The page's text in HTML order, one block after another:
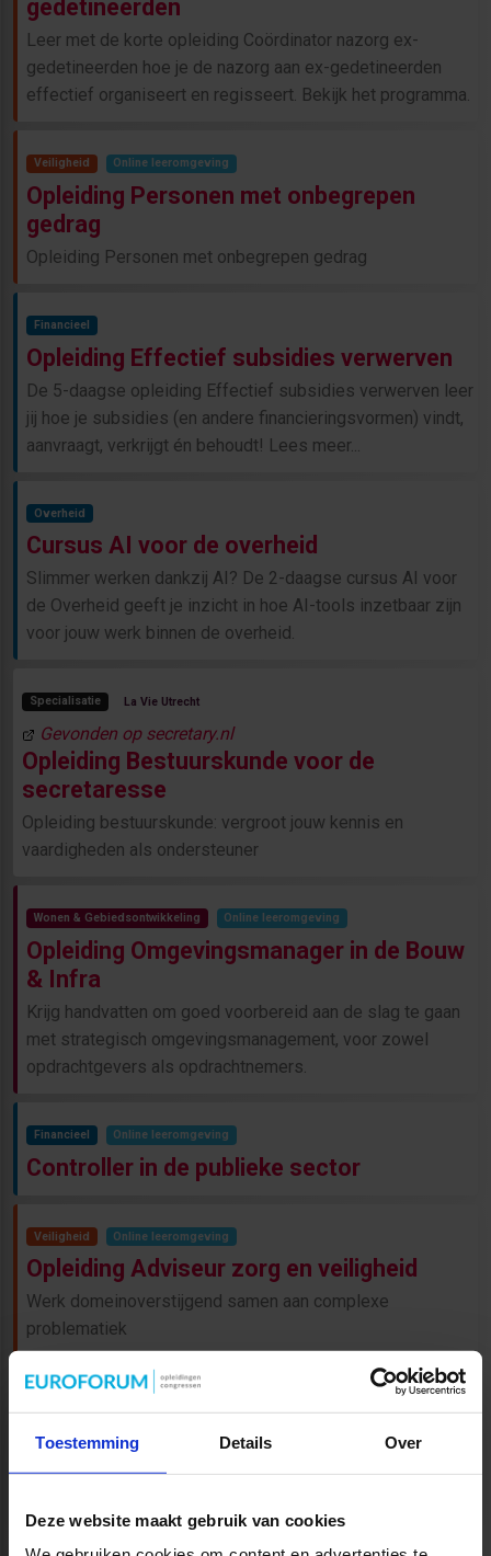
Toestemming Details Over
Deze website maakt gebruik van cookies
gedetineerden
Leer met de korte opleiding Coördinator nazorg ex-
gedetineerden hoe je de nazorg aan ex-gedetineerden
effectief organiseert en regisseert. Bekijk het programma.
Veiligheid Online leeromgeving
Opleiding Personen met onbegrepen
gedrag
Opleiding Personen met onbegrepen gedrag
Financieel
Opleiding Effectief subsidies verwerven
De 5-daagse opleiding Effectief subsidies verwerven leer
jij hoe je subsidies (en andere financieringsvormen) vindt,
aanvraagt, verkrijgt én behoudt! Lees meer...
Overheid
Cursus AI voor de overheid
Slimmer werken dankzij AI? De 2-daagse cursus AI voor
de Overheid geeft je inzicht in hoe AI-tools inzetbaar zijn
voor jouw werk binnen de overheid.
Specialisatie La Vie Utrecht
Gevonden op secretary.nl
Opleiding Bestuurskunde voor de
secretaresse
Opleiding bestuurskunde: vergroot jouw kennis en
vaardigheden als ondersteuner
Wonen & Gebiedsontwikkeling Online leeromgeving
Opleiding Omgevingsmanager in de Bouw
& Infra
Krijg handvatten om goed voorbereid aan de slag te gaan
met strategisch omgevingsmanagement, voor zowel
opdrachtgevers als opdrachtnemers.
Financieel Online leeromgeving
Controller in de publieke sector
Veiligheid Online leeromgeving
Opleiding Adviseur zorg en veiligheid
Werk domeinoverstijgend samen aan complexe
problematiek
Online leeromgeving